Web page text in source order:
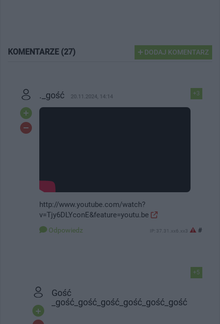
KOMENTARZE (27) DODAJ KOMENTARZ
+3
._gość 20.11.2024, 14:14
http://www.youtube.com/watch?
v=Tjy6DLYconE&feature=youtu.be
Odpowiedz IP: 37.31.xx6.xx3 #
+5
Gość
_gość_gość_gość_gość_gość_gość